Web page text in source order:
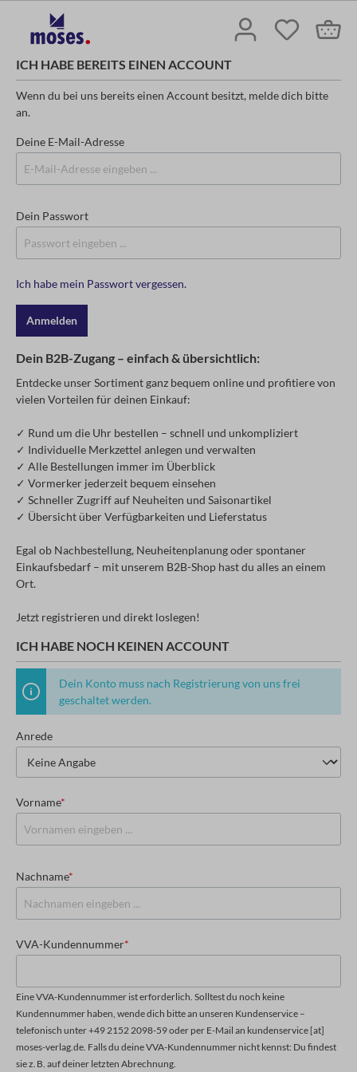
ICH HABE BEREITS EINEN ACCOUNT
Wenn du bei uns bereits einen Account besitzt, melde dich bitte
an.
Deine E-Mail-Adresse
Dein Passwort
Ich habe mein Passwort vergessen.
Anmelden
Dein B2B-Zugang – einfach & übersichtlich:
Entdecke unser Sortiment ganz bequem online und profitiere von
vielen Vorteilen für deinen Einkauf:
✓ Rund um die Uhr bestellen – schnell und unkompliziert
✓ Individuelle Merkzettel anlegen und verwalten
✓ Alle Bestellungen immer im Überblick
✓ Vormerker jederzeit bequem einsehen
✓ Schneller Zugriff auf Neuheiten und Saisonartikel
✓ Übersicht über Verfügbarkeiten und Lieferstatus
Egal ob Nachbestellung, Neuheitenplanung oder spontaner
Einkaufsbedarf – mit unserem B2B-Shop hast du alles an einem
Ort.
Jetzt registrieren und direkt loslegen!
ICH HABE NOCH KEINEN ACCOUNT
Dein Konto muss nach Registrierung von uns frei
geschaltet werden.
Anrede
Vorname*
Nachname*
VVA-Kundennummer*
Eine VVA-Kundennummer ist erforderlich. Solltest du noch keine
Kundennummer haben, wende dich bitte an unseren Kundenservice –
telefonisch unter +49 2152 2098-59 oder per E-Mail an kundenservice [at]
moses-verlag.de. Falls du deine VVA-Kundennummer nicht kennst: Du findest
sie z. B. auf deiner letzten Abrechnung.